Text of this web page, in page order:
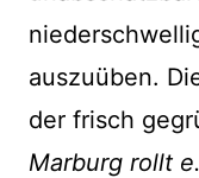
auszuüben.
der frisch
Marburg rollt